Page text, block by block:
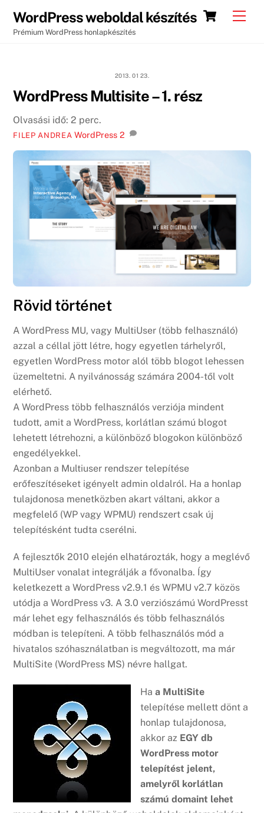
content
Cart
WordPress weboldal készítés
Prémium WordPress honlapkészítés
2013. 01 23.
WordPress Multisite – 1. rész
Olvasási idő:2 perc.
FILEP ANDREA WordPress 2
Rövid történet
A WordPress MU, vagy MultiUser (több felhasználó)
azzal a céllal jött létre, hogy egyetlen tárhelyről,
egyetlen WordPress motor alól több blogot lehessen
üzemeltetni. A nyilvánosság számára 2004-től volt
elérhető.
A WordPress több felhasználós verziója mindent
tudott, amit a WordPress, korlátlan számú blogot
lehetett létrehozni, a különböző blogokon különböző
engedélyekkel.
Azonban a Multiuser rendszer telepítése
erőfeszítéseket igényelt admin oldalról. Ha a honlap
tulajdonosa menetközben akart váltani, akkor a
megfelelő (WP vagy WPMU) rendszert csak új
telepítésként tudta cserélni.
A fejlesztők 2010 elején elhatározták, hogy a meglévő
MultiUser vonalat integrálják a fővonalba. Így
keletkezett a WordPress v2.9.1 és WPMU v2.7 közös
utódja a WordPress v3. A 3.0 verziószámú WordPresst
már lehet egy felhasználós és több felhasználós
módban is telepíteni. A több felhasználós mód a
hivatalos szóhasználatban is megváltozott, ma már
MultiSite (WordPress MS) névre hallgat.
Haa MultiSite
telepítése mellett dönt a
honlap tulajdonosa,
akkor az EGY db
WordPress motor
telepítést jelent,
amelyről korlátlan
számú domaint lehet